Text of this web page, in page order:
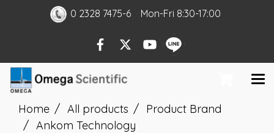
0 2328 7475-6 Mon-Fri 8:30-17:00
Home All products
Product Brand
Ankom Technology